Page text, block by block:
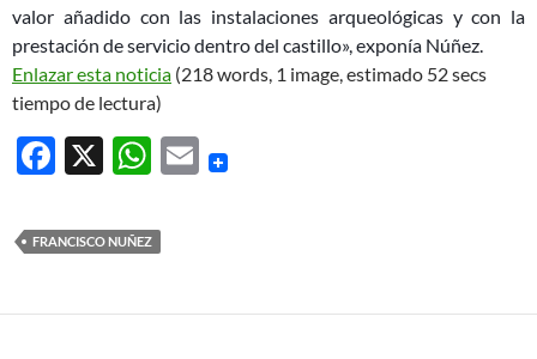
valor añadido con las instalaciones arqueológicas y con la
prestación de servicio dentro del castillo», exponía Núñez.
Enlazar esta noticia (218 words, 1 image, estimado 52 secs
tiempo de lectura)
F
e
b
o
X
W
at
s
A
E
FRANCISCO NUÑEZ